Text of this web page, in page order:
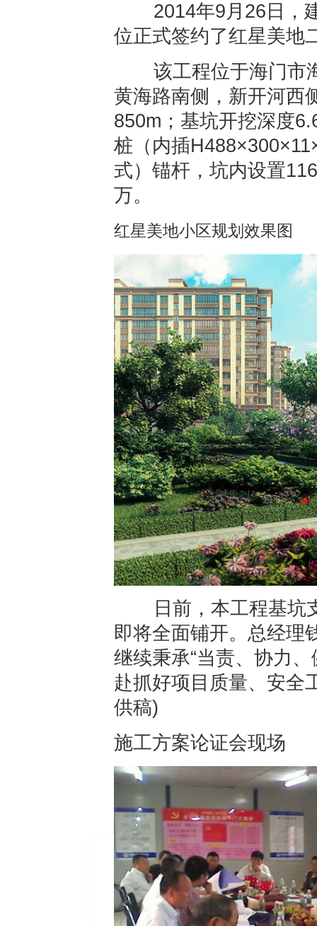
2014年9月26日，建
位正式签约了红星美地
该工程位于海门市海
黄海路南侧，新开河西
850m；基坑开挖深度
桩（内插
式）锚杆，坑内设置
万。
红星美地小区规划效果图
日前，本工程基坑支
即将全面铺开。总经理
继续秉承“当责、协力
赴抓好项目质量、安全
供稿)
施工方案论证会现场